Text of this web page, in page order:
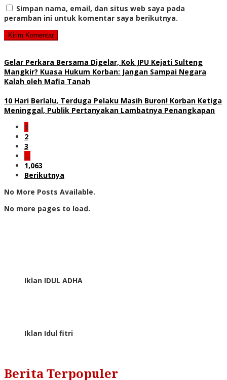
Simpan nama, email, dan situs web saya pada
peramban ini untuk komentar saya berikutnya.
Gelar Perkara Bersama Digelar, Kok JPU Kejati Sulteng
Mangkir? Kuasa Hukum Korban: Jangan Sampai Negara
Kalah oleh Mafia Tanah
10 Hari Berlalu, Terduga Pelaku Masih Buron! Korban Ketiga
Meninggal, Publik Pertanyakan Lambatnya Penangkapan
1
2
3
…
1,063
Berikutnya
No More Posts Available.
No more pages to load.
Iklan IDUL ADHA
Iklan Idul fitri
Berita Terpopuler